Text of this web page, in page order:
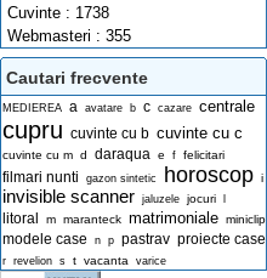
Cuvinte : 1738
Webmasteri : 355
Cautari frecvente
MEDIEREA a avatare b c cazare centrale
cupru cuvinte cu b cuvinte cu c
cuvinte cu m d daraqua e f felicitari
filmari nunti gazon sintetic horoscop i
invisible scanner jaluzele jocuri
litoral m maranteck matrimoniale miniclip
modele case n p pastrav proiecte case
r revelion s t vacanta varice